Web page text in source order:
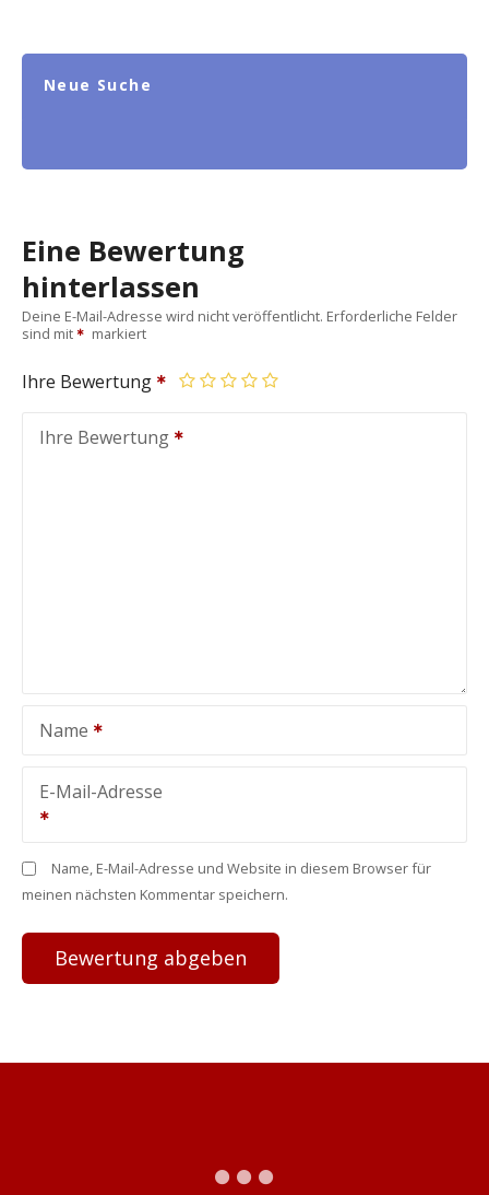
Neue Suche
Eine Bewertung
hinterlassen
Deine E-Mail-Adresse wird nicht veröffentlicht. Erforderliche Felder
sind mit
markiert
Ihre Bewertung
Ihre Bewertung
Name
E-Mail-Adresse
Name, E-Mail-Adresse und Website in diesem Browser für
meinen nächsten Kommentar speichern.